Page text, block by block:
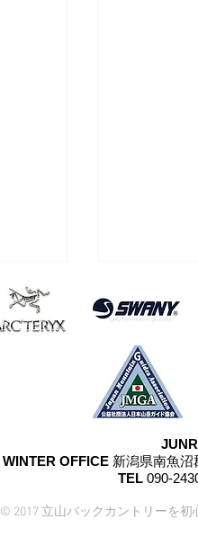
二軒小屋
WINTER OFFICE 新潟県南魚
TEL 090-
© 2017 立山バックカントリーを初